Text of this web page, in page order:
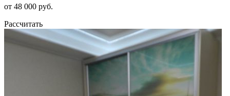
от 48 000 руб.
Рассчитать